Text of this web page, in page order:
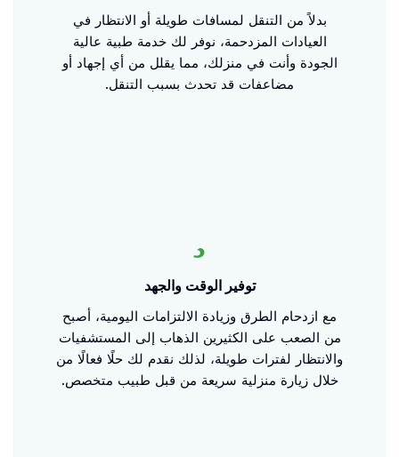
بدلاً من التنقل لمسافات طويلة أو الانتظار في
العيادات المزدحمة، نوفر لك خدمة طبية عالية
الجودة وأنت في منزلك، مما يقلل من أي إجهاد أو
مضاعفات قد تحدث بسبب التنقل.
توفير الوقت والجهد
مع ازدحام الطرق وزيادة الالتزامات اليومية، أصبح
من الصعب على الكثيرين الذهاب إلى المستشفيات
والانتظار لفترات طويلة، لذلك نقدم لك حلًا فعالًا من
خلال زيارة منزلية سريعة من قبل طبيب متخصص.